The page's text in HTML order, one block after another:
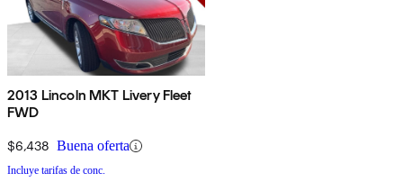
2013 Lincoln MKT Livery Fleet
FWD
$6,438 Buena oferta
Incluye tarifas de conc.